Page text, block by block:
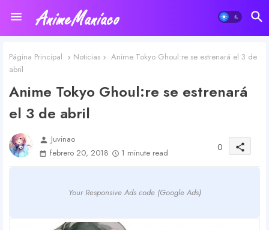
Página Principal Noticias
Anime Tokyo Ghoul:re se estrenará el 3 de
abril
Anime Tokyo Ghoul:re se estrenará
el 3 de abril
person Juvinao
febrero 20, 2018
1 minute read 0 share
Your Responsive Ads code (Google Ads)